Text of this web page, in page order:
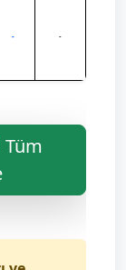
- -
Tüm